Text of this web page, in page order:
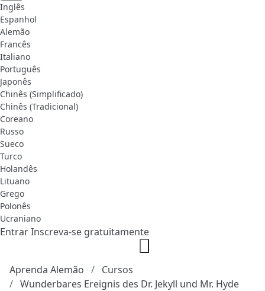
Inglês
Espanhol
Alemão
Francês
Italiano
Português
Japonês
Chinês (Simplificado)
Chinês (Tradicional)
Coreano
Russo
Sueco
Turco
Holandês
Lituano
Grego
Polonês
Ucraniano
EntrarInscreva-se gratuitamente
Aprenda Alemão
Cursos
Wunderbares Ereignis des Dr. Jekyll und Mr. Hyde